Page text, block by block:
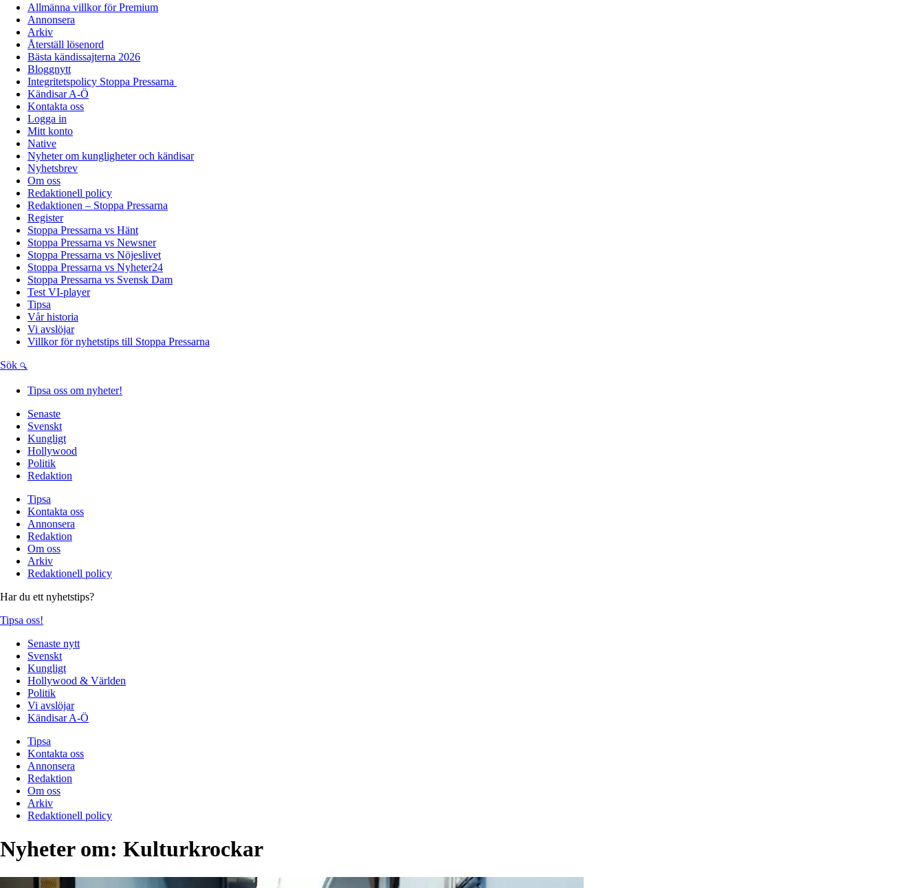
Allmänna villkor för Premium
Annonsera
Arkiv
Återställ lösenord
Bästa kändissajterna 2026
Bloggnytt
Integritetspolicy Stoppa Pressarna
Kändisar A-Ö
Kontakta oss
Logga in
Mitt konto
Native
Nyheter om kungligheter och kändisar
Nyhetsbrev
Om oss
Redaktionell policy
Redaktionen – Stoppa Pressarna
Register
Stoppa Pressarna vs Hänt
Stoppa Pressarna vs Newsner
Stoppa Pressarna vs Nöjeslivet
Stoppa Pressarna vs Nyheter24
Stoppa Pressarna vs Svensk Dam
Test VI-player
Tipsa
Vår historia
Vi avslöjar
Villkor för nyhetstips till Stoppa Pressarna
Sök
Tipsa oss om nyheter!
Senaste
Svenskt
Kungligt
Hollywood
Politik
Redaktion
Tipsa
Kontakta oss
Annonsera
Redaktion
Om oss
Arkiv
Redaktionell policy
Har du ett nyhetstips?
Tipsa oss!
Senaste nytt
Svenskt
Kungligt
Hollywood & Världen
Politik
Vi avslöjar
Kändisar A-Ö
Tipsa
Kontakta oss
Annonsera
Redaktion
Om oss
Arkiv
Redaktionell policy
Nyheter om: Kulturkrockar